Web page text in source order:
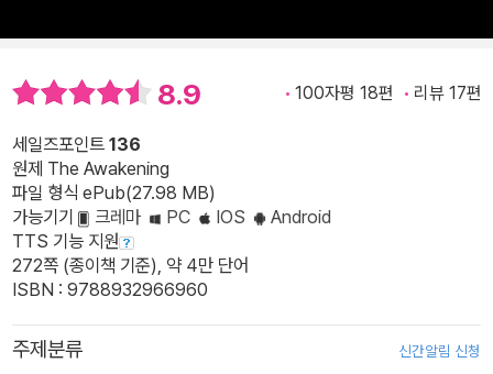
8.9 100자평 18편 리뷰 17편
세일즈포인트 136
원제 The Awakening
파일 형식 ePub(27.98 MB)
가능기기
크레마 PC IOS
Android
TTS 기능 지원
272쪽 (종이책 기준), 약 4만 단어
ISBN : 9788932966960
주제분류 신간알림 신청